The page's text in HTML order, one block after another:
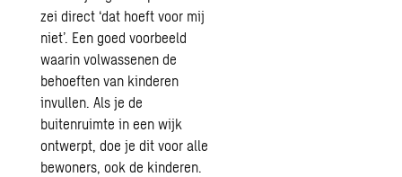
zei direct ‘dat hoeft voor mij
niet’. Een goed voorbeeld
waarin volwassenen de
behoeften van kinderen
invullen. Als je de
buitenruimte in een wijk
ontwerpt, doe je dit voor alle
bewoners, ook de kinderen.